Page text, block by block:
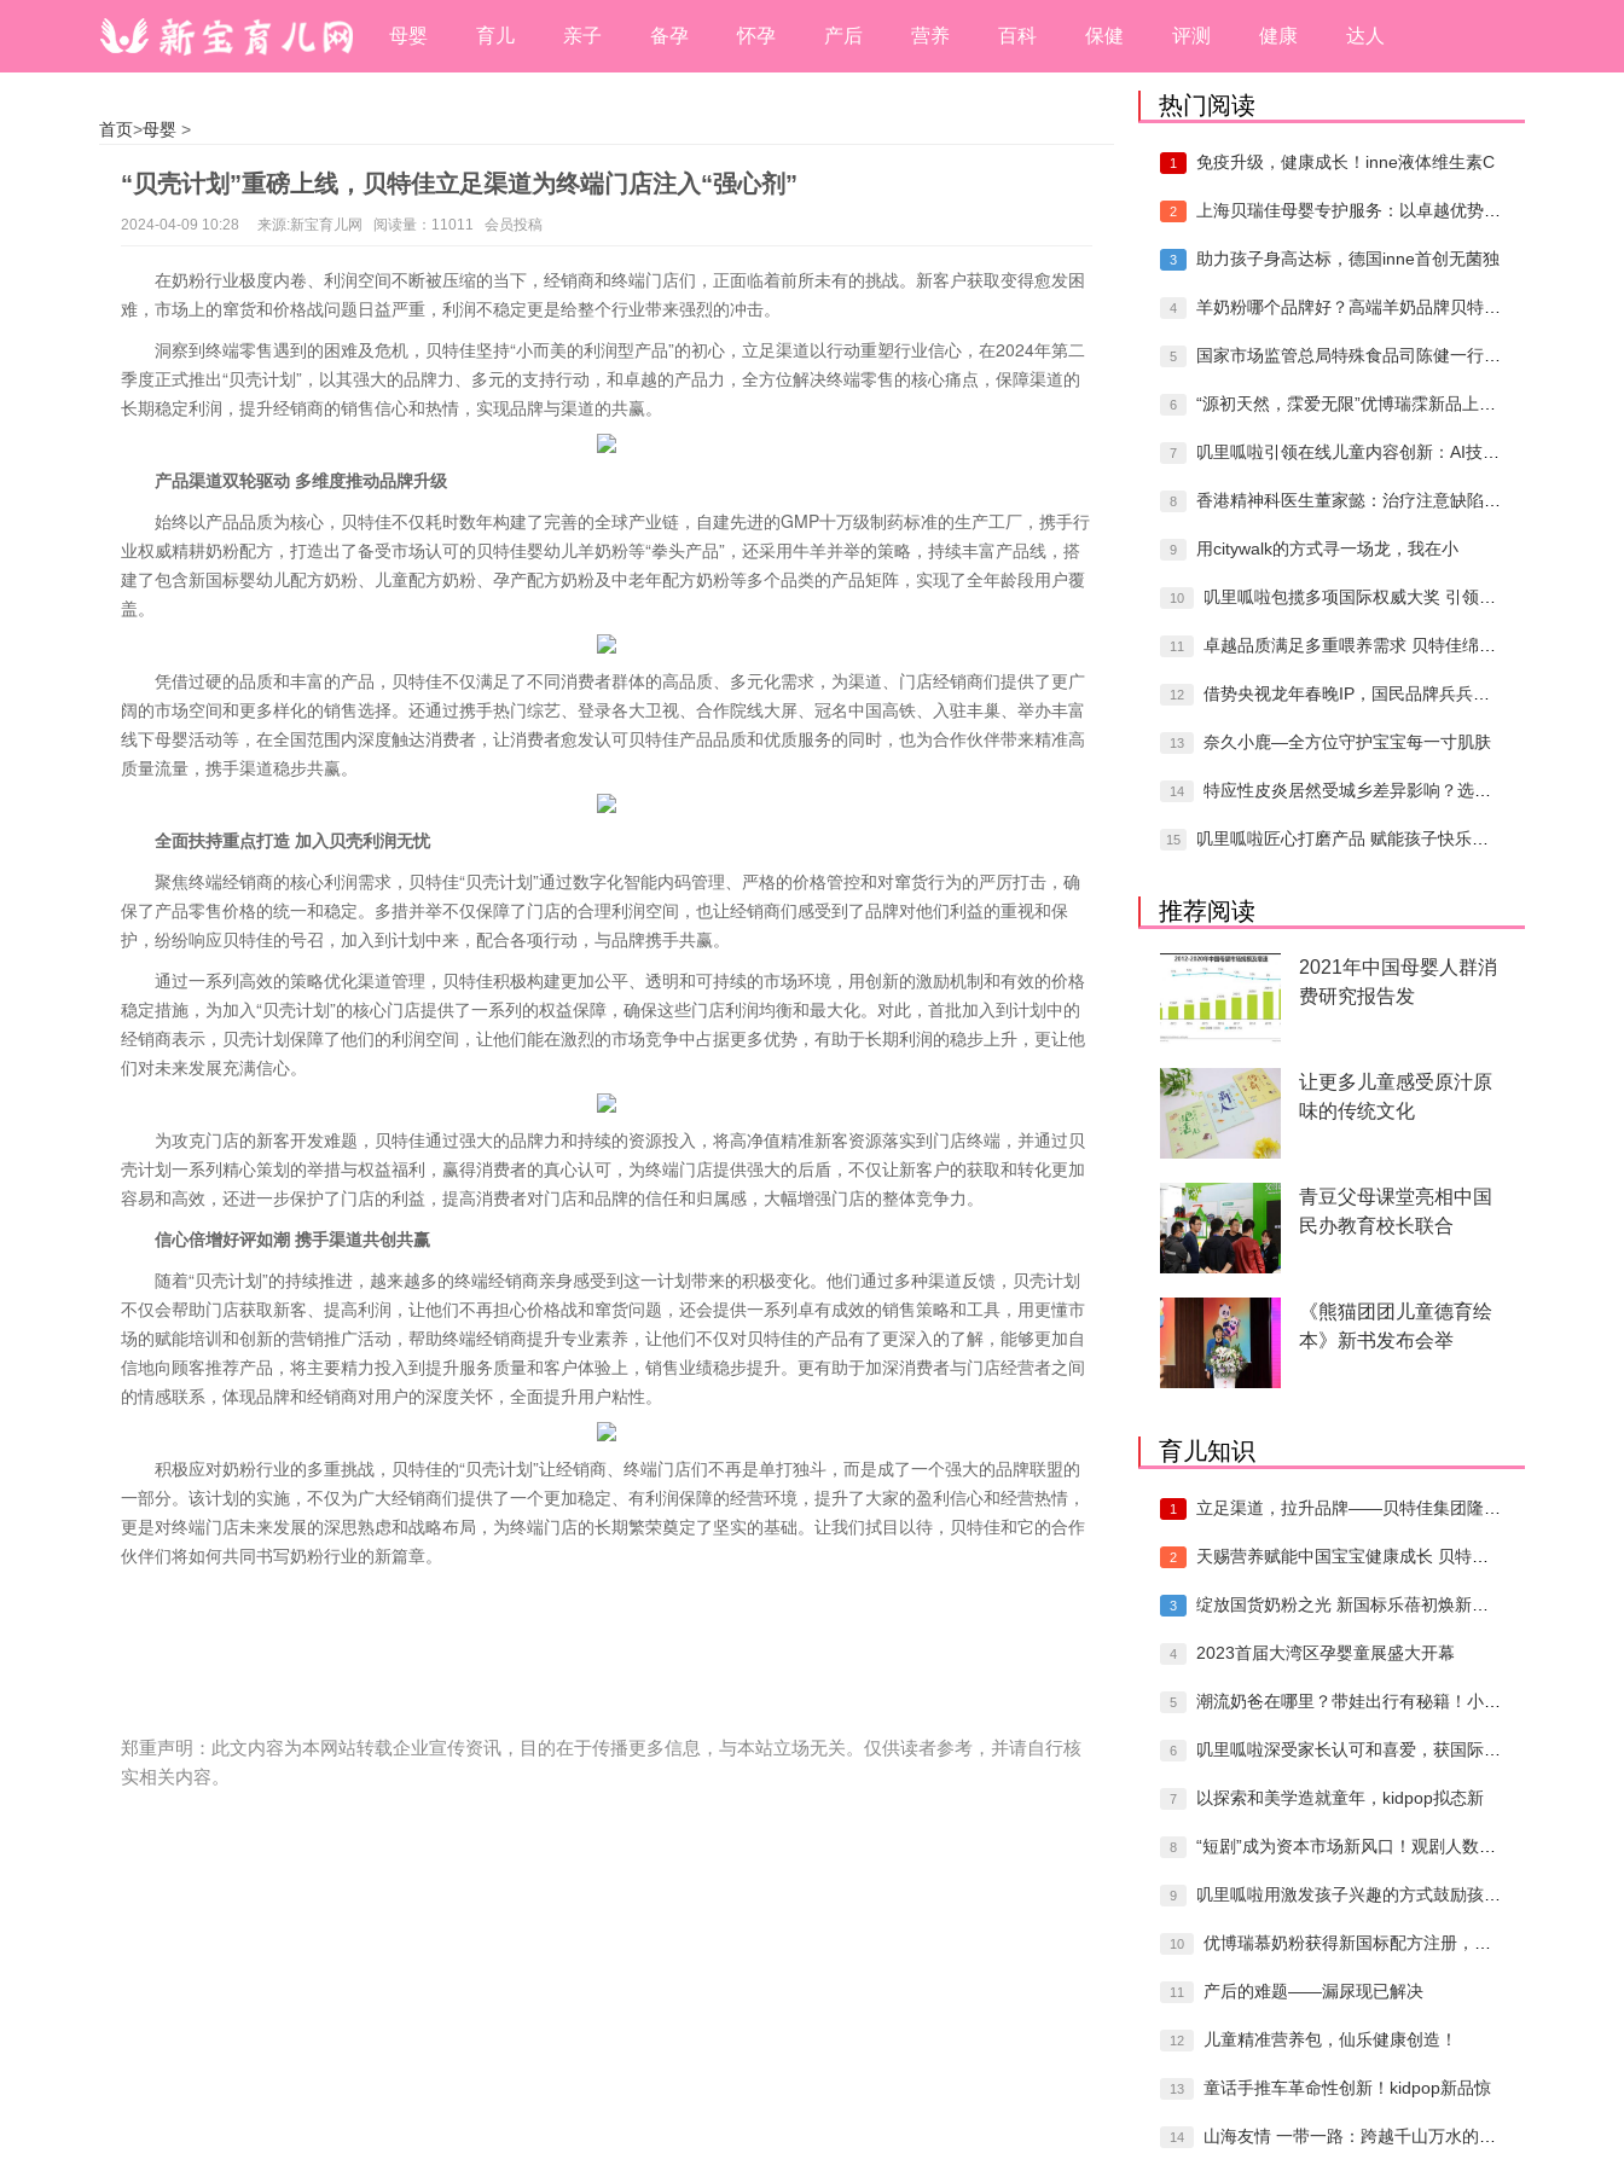
母婴 育儿 亲子 备孕 怀孕 产后 营养 百科 保健 评测 健康 达人
首页>母婴 >
“贝壳计划”重磅上线，贝特佳立足渠道为终端门店注入“强心剂”
2024-04-09 10:28 来源:新宝育儿网 阅读量：11011 会员投稿
在奶粉行业极度内卷、利润空间不断被压缩的当下，经销商和终端门店们，正面临着前所未有的挑战。新客户获取变得愈发困
难，市场上的窜货和价格战问题日益严重，利润不稳定更是给整个行业带来强烈的冲击。
洞察到终端零售遇到的困难及危机，贝特佳坚持“小而美的利润型产品”的初心，立足渠道以行动重塑行业信心，在2024年第二
季度正式推出“贝壳计划”，以其强大的品牌力、多元的支持行动，和卓越的产品力，全方位解决终端零售的核心痛点，保障渠道的
长期稳定利润，提升经销商的销售信心和热情，实现品牌与渠道的共赢。
产品渠道双轮驱动 多维度推动品牌升级
始终以产品品质为核心，贝特佳不仅耗时数年构建了完善的全球产业链，自建先进的GMP十万级制药标准的生产工厂，携手行
业权威精耕奶粉配方，打造出了备受市场认可的贝特佳婴幼儿羊奶粉等“拳头产品”，还采用牛羊并举的策略，持续丰富产品线，搭
建了包含新国标婴幼儿配方奶粉、儿童配方奶粉、孕产配方奶粉及中老年配方奶粉等多个品类的产品矩阵，实现了全年龄段用户覆
盖。
凭借过硬的品质和丰富的产品，贝特佳不仅满足了不同消费者群体的高品质、多元化需求，为渠道、门店经销商们提供了更广
阔的市场空间和更多样化的销售选择。还通过携手热门综艺、登录各大卫视、合作院线大屏、冠名中国高铁、入驻丰巢、举办丰富
线下母婴活动等，在全国范围内深度触达消费者，让消费者愈发认可贝特佳产品品质和优质服务的同时，也为合作伙伴带来精准高
质量流量，携手渠道稳步共赢。
全面扶持重点打造 加入贝壳利润无忧
聚焦终端经销商的核心利润需求，贝特佳“贝壳计划”通过数字化智能内码管理、严格的价格管控和对窜货行为的严厉打击，确
保了产品零售价格的统一和稳定。多措并举不仅保障了门店的合理利润空间，也让经销商们感受到了品牌对他们利益的重视和保
护，纷纷响应贝特佳的号召，加入到计划中来，配合各项行动，与品牌携手共赢。
通过一系列高效的策略优化渠道管理，贝特佳积极构建更加公平、透明和可持续的市场环境，用创新的激励机制和有效的价格
稳定措施，为加入“贝壳计划”的核心门店提供了一系列的权益保障，确保这些门店利润均衡和最大化。对此，首批加入到计划中的
经销商表示，贝壳计划保障了他们的利润空间，让他们能在激烈的市场竞争中占据更多优势，有助于长期利润的稳步上升，更让他
们对未来发展充满信心。
为攻克门店的新客开发难题，贝特佳通过强大的品牌力和持续的资源投入，将高净值精准新客资源落实到门店终端，并通过贝
壳计划一系列精心策划的举措与权益福利，赢得消费者的真心认可，为终端门店提供强大的后盾，不仅让新客户的获取和转化更加
容易和高效，还进一步保护了门店的利益，提高消费者对门店和品牌的信任和归属感，大幅增强门店的整体竞争力。
信心倍增好评如潮 携手渠道共创共赢
随着“贝壳计划”的持续推进，越来越多的终端经销商亲身感受到这一计划带来的积极变化。他们通过多种渠道反馈，贝壳计划
不仅会帮助门店获取新客、提高利润，让他们不再担心价格战和窜货问题，还会提供一系列卓有成效的销售策略和工具，用更懂市
场的赋能培训和创新的营销推广活动，帮助终端经销商提升专业素养，让他们不仅对贝特佳的产品有了更深入的了解，能够更加自
信地向顾客推荐产品，将主要精力投入到提升服务质量和客户体验上，销售业绩稳步提升。更有助于加深消费者与门店经营者之间
的情感联系，体现品牌和经销商对用户的深度关怀，全面提升用户粘性。
积极应对奶粉行业的多重挑战，贝特佳的“贝壳计划”让经销商、终端门店们不再是单打独斗，而是成了一个强大的品牌联盟的
一部分。该计划的实施，不仅为广大经销商们提供了一个更加稳定、有利润保障的经营环境，提升了大家的盈利信心和经营热情，
更是对终端门店未来发展的深思熟虑和战略布局，为终端门店的长期繁荣奠定了坚实的基础。让我们拭目以待，贝特佳和它的合作
伙伴们将如何共同书写奶粉行业的新篇章。
郑重声明：此文内容为本网站转载企业宣传资讯，目的在于传播更多信息，与本站立场无关。仅供读者参考，并请自行核
实相关内容。
热门阅读
1 免疫升级，健康成长！inne液体维生素C
2 上海贝瑞佳母婴专护服务：以卓越优势引领月
3 助力孩子身高达标，德国inne首创无菌独
4 羊奶粉哪个品牌好？高端羊奶品牌贝特佳实力
5 国家市场监管总局特殊食品司陈健一行莅临贝
6 “源初天然，霂爱无限”优博瑞霂新品上市发
7 叽里呱啦引领在线儿童内容创新：AI技术助
8 香港精神科医生董家懿：治疗注意缺陷有望逆
9 用citywalk的方式寻一场龙，我在小
10 叽里呱啦包揽多项国际权威大奖 引领儿童数
11 卓越品质满足多重喂养需求 贝特佳绵羊奶粉
12 借势央视龙年春晚IP，国民品牌兵兵再度出
13 奈久小鹿—全方位守护宝宝每一寸肌肤
14 特应性皮炎居然受城乡差异影响？选择奈久小
15 叽里呱啦匠心打磨产品 赋能孩子快乐成长
推荐阅读
2021年中国母婴人群消
费研究报告发
让更多儿童感受原汁原
味的传统文化
青豆父母课堂亮相中国
民办教育校长联合
《熊猫团团儿童德育绘
本》新书发布会举
育儿知识
1 立足渠道，拉升品牌——贝特佳集团隆重举办
2 天赐营养赋能中国宝宝健康成长 贝特佳羊奶
3 绽放国货奶粉之光 新国标乐蓓初焕新上市
4 2023首届大湾区孕婴童展盛大开幕
5 潮流奶爸在哪里？带娃出行有秘籍！小红书携
6 叽里呱啦深受家长认可和喜爱，获国际大奖“
7 以探索和美学造就童年，kidpop拟态新
8 “短剧”成为资本市场新风口！观剧人数持续
9 叽里呱啦用激发孩子兴趣的方式鼓励孩子自主
10 优博瑞慕奶粉获得新国标配方注册，高乳清蛋
11 产后的难题——漏尿现已解决
12 儿童精准营养包，仙乐健康创造！
13 童话手推车革命性创新！kidpop新品惊
14 山海友情 一带一路：跨越千山万水的友谊之